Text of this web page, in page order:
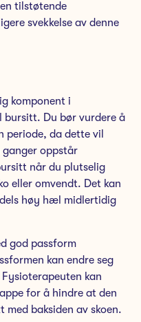
tilstøtende
svekkelse av denne
komponent i
bursitt. Du bør vurdere å
periode, da dette vil
oppstår
når du plutselig
eller omvendt. Det kan
høy hæl midlertidig
god passform
kan endre seg
kan
for å hindre at den
baksiden av skoen.